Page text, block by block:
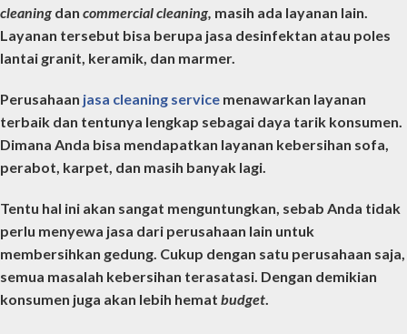
cleaning dan commercial cleaning, masih ada layanan lain.
Layanan tersebut bisa berupa jasa desinfektan atau poles
lantai granit, keramik, dan marmer.
Perusahaan jasa cleaning service menawarkan layanan
terbaik dan tentunya lengkap sebagai daya tarik konsumen.
Dimana Anda bisa mendapatkan layanan kebersihan sofa,
perabot, karpet, dan masih banyak lagi.
Tentu hal ini akan sangat menguntungkan, sebab Anda tidak
perlu menyewa jasa dari perusahaan lain untuk
membersihkan gedung. Cukup dengan satu perusahaan saja,
semua masalah kebersihan terasatasi. Dengan demikian
konsumen juga akan lebih hemat budget.